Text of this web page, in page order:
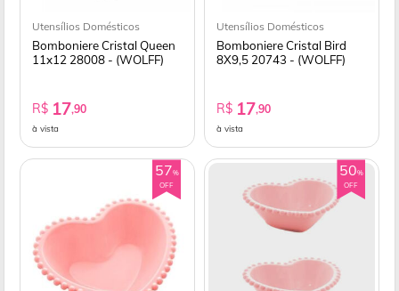
Utensílios Domésticos
Bomboniere Cristal Queen
11x12 28008 - (WOLFF)
R$ 17,90
à vista
Utensílios Domésticos
Bomboniere Cristal Bird
8X9,5 20743 - (WOLFF)
R$ 17,90
à vista
57%
OFF
50%
OFF